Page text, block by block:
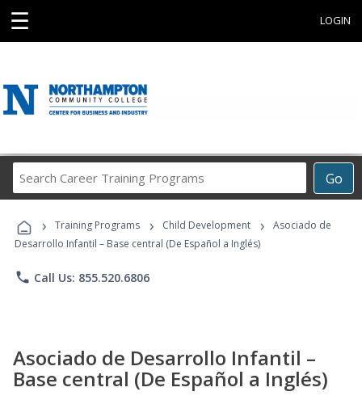
☰ LOGIN
Go
Career
Programs
› Training Programs › Child Development ›
Asociado de
Desarrollo Infantil – Base central (De Español a Inglés)
phone Call Us: 855.520.6806
Asociado de Desarrollo Infantil –
Base central (De Español a Inglés)